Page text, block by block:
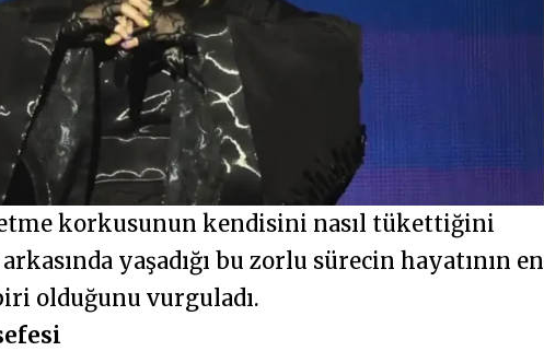
korkusunun kendisini nasıl tükettiğini
yaşadığı bu zorlu sürecin hayatının en
olduğunu vurguladı.